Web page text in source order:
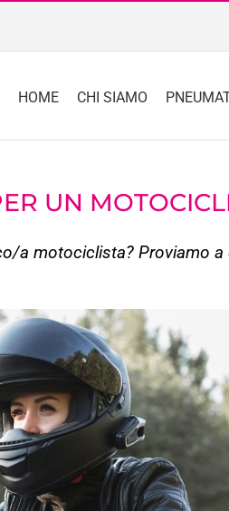
HOME CHI SIAMO
UN
a motociclista? Proviamo